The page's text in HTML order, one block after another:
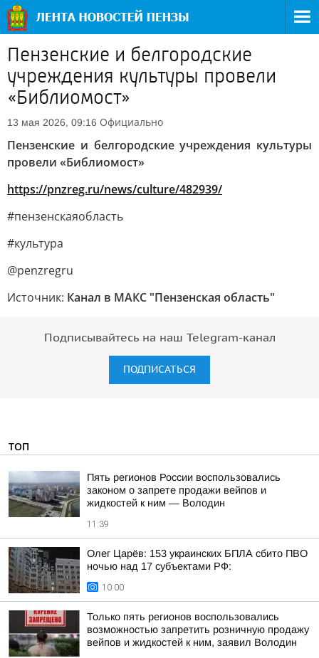
Пензенские и белгородские
учреждения культуры провели
«Библиомост»
13 мая 2026, 09:16 Официально
Пензенские и белгородские учреждения культуры
провели «Библиомост»
https://pnzreg.ru/news/culture/482939/
#пензенскаяобласть
#культура
@penzregru
Источник: Канал в МАКС "Пензенская область"
Подписывайтесь на наш Telegram-канал
ПОДПИСАТЬСЯ
ТОП
Пять регионов России воспользовались
законом о запрете продажи вейпов и
жидкостей к ним — Володин
11:39
Олег Царёв: 153 украинских БПЛА сбито ПВО
ночью над 17 субъектами РФ:
10:00
Только пять регионов воспользовались
возможностью запретить розничную продажу
вейпов и жидкостей к ним, заявил Володин